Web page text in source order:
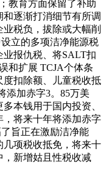
教育方面保留了补助
逐渐打消细节有所调
税负，拔除或大幅削
立的多项洁净能源税
报仇税、将SALT扣
和扩展 TCJA个体条
度扣除额、儿童税收抵
添加赤字3。85万美
本钱用于国内投资、
，将来十年将添加赤字
旨正在激励洁净能
项税收抵免，将来十
，新增姑且性税收减